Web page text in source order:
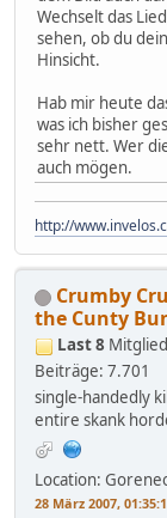
Wechselt das
sehen, ob du
Hinsicht.
Hab mir heute
was ich bisher
sehr nett. Wer
auch mögen.
http://
Crumby
the Cunty
Last 8 Mitglied
Beiträge: 7.701
single-handedly
entire skank
Location:
28 März 2007,